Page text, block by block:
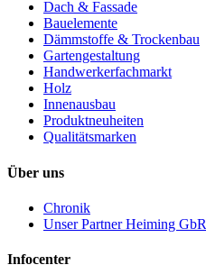
Dach & Fassade
Bauelemente
Dämmstoffe & Trockenbau
Gartengestaltung
Handwerkerfachmarkt
Holz
Innenausbau
Produktneuheiten
Qualitätsmarken
Über uns
Chronik
Unser Partner Heiming GbR
Infocenter